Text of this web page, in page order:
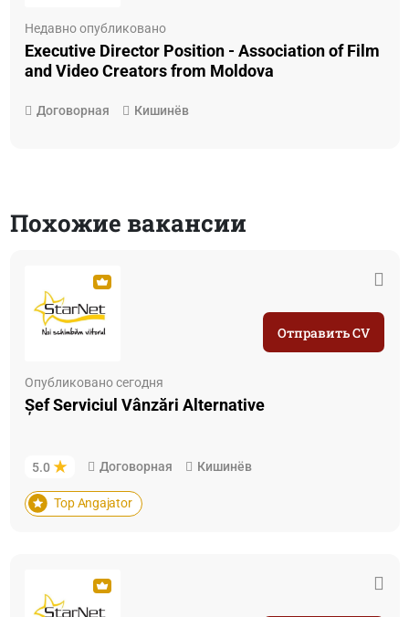
Недавно опубликовано
Executive Director Position - Association of Film
and Video Creators from Moldova
Договорная Кишинёв
Похожие вакансии
Опубликовано сегодня
Șef Serviciul Vânzări Alternative
5.0 Договорная Кишинёв
Top Angajator
Отправить CV